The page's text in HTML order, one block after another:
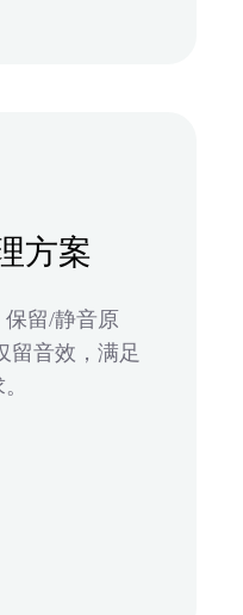
方案
留/静音原
留音效，满足